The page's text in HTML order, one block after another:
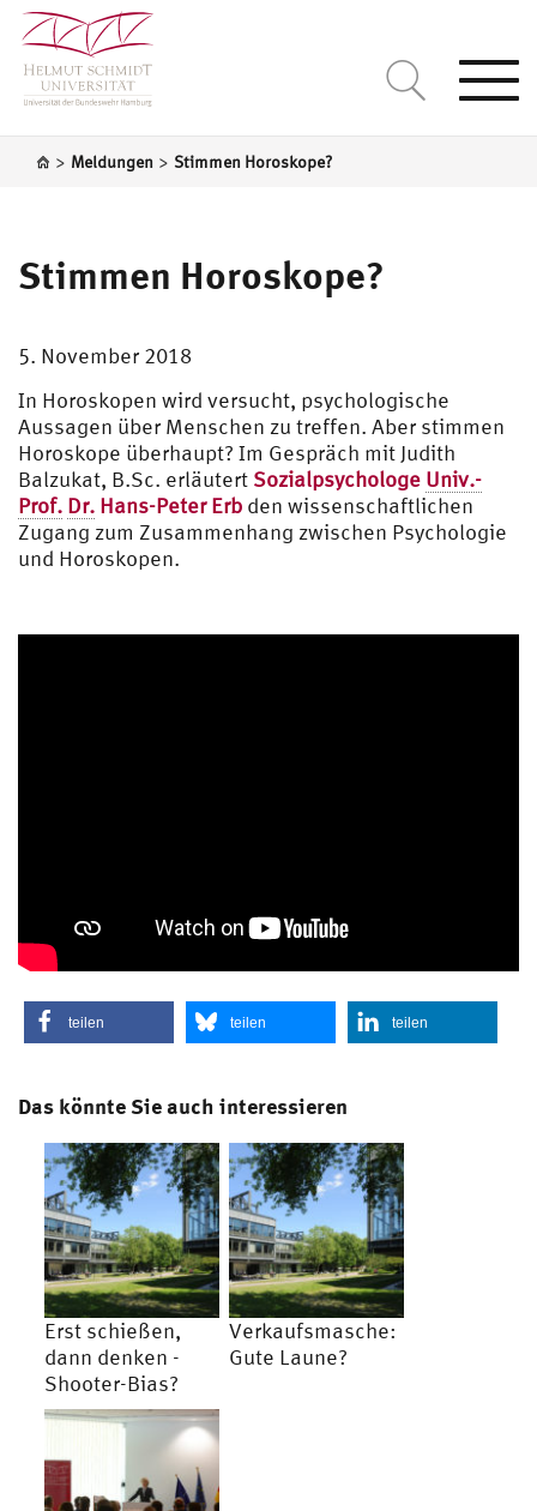
> Meldungen > Stimmen Horoskope?
Stimmen Horoskope?
5. November 2018
In Horoskopen wird versucht, psychologische
Aussagen über Menschen zu treffen. Aber stimmen
Horoskope überhaupt? Im Gespräch mit Judith
Balzukat, B.Sc. erläutert Sozialpsychologe Univ.-
Prof. Dr. Hans-Peter Erb den wissenschaftlichen
Zugang zum Zusammenhang zwischen Psychologie
und Horoskopen.
teilen teilen teilen
Das könnte Sie auch interessieren
Erst schießen,
dann denken -
Shooter-Bias?
Verkaufsmasche:
Gute Laune?